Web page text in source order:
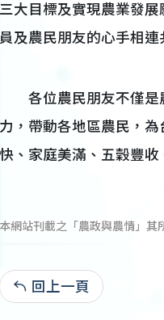
三大目標及實現農業發
員及農民朋友的心手相
各位農民朋友不僅是
力，帶動各地區農民，
快、家庭美滿、五穀豐收
本網站刊載之「農政與農情」其
回上一頁